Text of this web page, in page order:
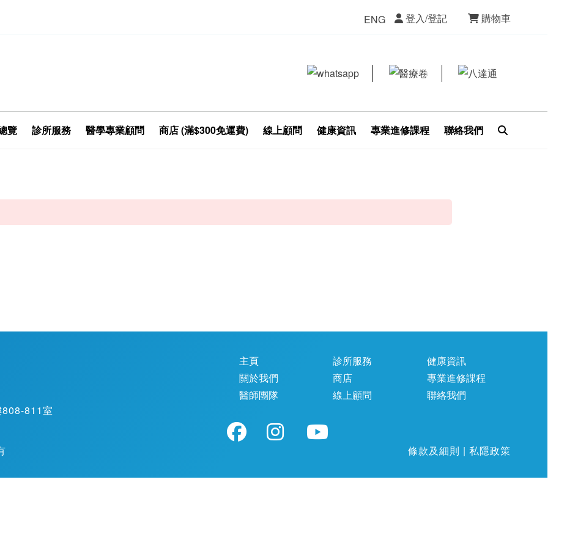
ENG 登入/登記 購物車
覽 診所服務 醫學專業顧問 商店 (滿$300免運費) 線上顧問 健康資訊 專業進修課程 聯絡我們
811室
主頁
關於我們
醫師團隊
診所服務
商店
線上顧問
健康資訊
專業進修課程
聯絡我們
條款及細則 | 私隱政策